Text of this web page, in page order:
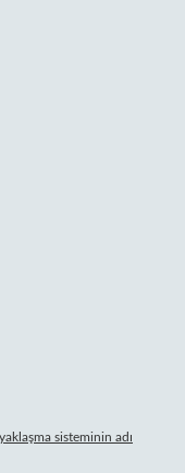
sisteminin adı